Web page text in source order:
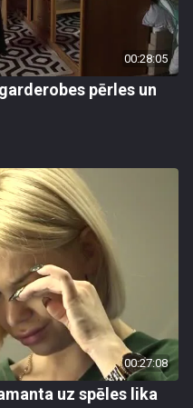
00:28:05
pērles un
00:27:08
uz spēles lika